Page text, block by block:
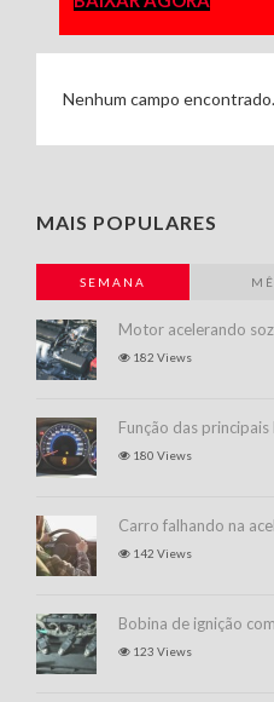
Nenhum campo encontrado.
MAIS POPULARES
SEMANA
Motor acelerando
182 Views
Função das
180 Views
Carro falhando na
142 Views
Bobina de ignição
123 Views